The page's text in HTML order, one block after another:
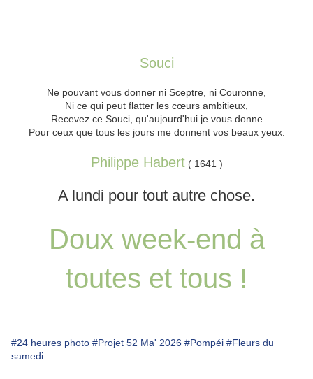
Souci
Ne pouvant vous donner ni Sceptre, ni Couronne,
Ni ce qui peut flatter les cœurs ambitieux,
Recevez ce Souci, qu'aujourd'hui je vous donne
Pour ceux que tous les jours me donnent vos beaux yeux.
Philippe Habert( 1641 )
A lundi pour tout autre chose.
Doux week-end à
toutes et tous !
#24 heures photo #Projet 52 Ma' 2026 #Pompéi #Fleurs du
samedi